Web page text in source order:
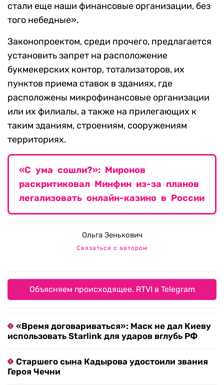
стали еще наши финансовые организации, без
того небедные».
Законопроектом, среди прочего, предлагается
установить запрет на расположение
букмекерских контор, тотализаторов, их
пунктов приема ставок в зданиях, где
расположены микрофинансовые организации
или их филиалы, а также на прилегающих к
таким зданиям, строениям, сооружениям
территориях.
«С ума сошли?»: Миронов
раскритиковал Минфин из-за планов
легализовать онлайн-казино в России
Ольга Зенькович
Связаться с автором
Объясняем происходящее. RTVI в Telegram
«Время договариваться»: Маск не дал Киеву
использовать Starlink для ударов вглубь РФ
Старшего сына Кадырова удостоили звания
Героя Чечни